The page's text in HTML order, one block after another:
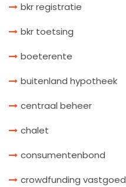
bkr registratie
bkr toetsing
boeterente
buitenland hypotheek
centraal beheer
chalet
consumentenbond
crowdfunding vastgoed